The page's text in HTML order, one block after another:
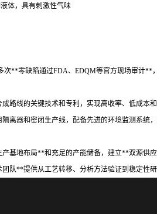
体，具有刺激性气味
零缺陷通过FDA、EDQM等官方现场审计**，
线的关键技术和专利，实现高收率、低成本和
器和密闭生产线，配备先进的环境监测系统
地布局**和充足的产能储备，建立**双源供应
**提供从工艺转移、分析方法验证到稳定性研